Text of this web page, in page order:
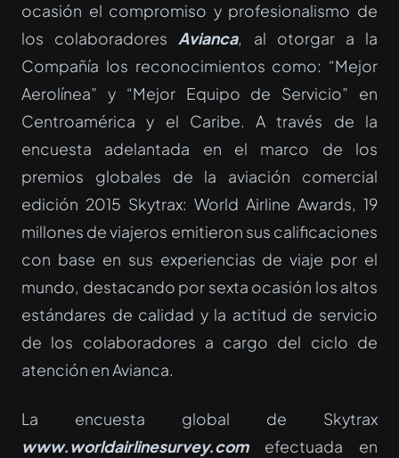
ocasión el compromiso y profesionalismo de
los colaboradores Avianca, al otorgar a la
Compañía los reconocimientos como: “Mejor
Aerolínea” y “Mejor Equipo de Servicio” en
Centroamérica y el Caribe. A través de la
encuesta adelantada en el marco de los
premios globales de la aviación comercial
edición 2015 Skytrax: World Airline Awards, 19
millones de viajeros emitieron sus calificaciones
con base en sus experiencias de viaje por el
mundo, destacando por sexta ocasión los altos
estándares de calidad y la actitud de servicio
de los colaboradores a cargo del ciclo de
atención en Avianca.
La encuesta global de Skytrax
www.worldairlinesurvey.comefectuada en